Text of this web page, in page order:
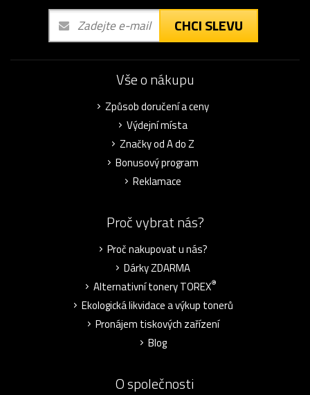
CHCI SLEVU
Vše o nákupu
Způsob doručení a ceny
Výdejní místa
Značky od A do Z
Bonusový program
Reklamace
Proč vybrat nás?
Proč nakupovat u nás?
Dárky ZDARMA
Alternativní tonery TOREX®
Ekologická likvidace a výkup tonerů
Pronájem tiskových zařízení
Blog
O společnosti